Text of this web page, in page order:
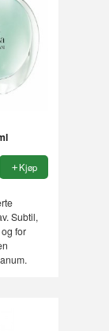
Kjøp
Subtil,
for